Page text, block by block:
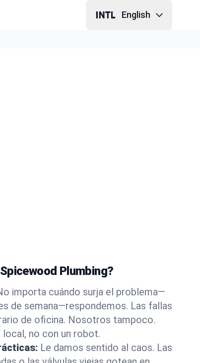
English
Plumbing?
importa cuándo surja el problema—
de semana—respondemos. Las fallas
de oficina. Nosotros tampoco.
local, no con un robot.
Le damos sentido al caos. Las